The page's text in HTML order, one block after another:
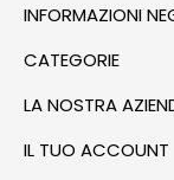
INFORMAZIONI
CATEGORIE
LA NOSTRA
IL TUO ACCOUNT